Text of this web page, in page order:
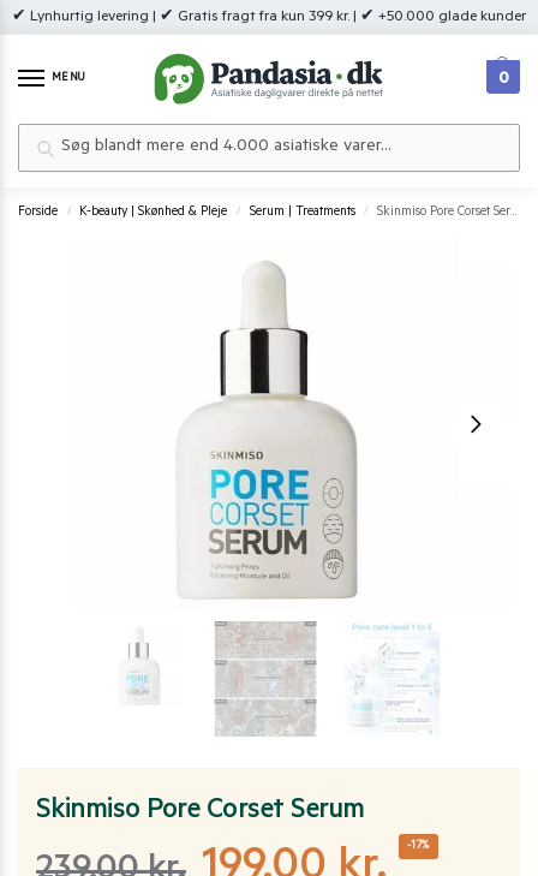
✔ Lynhurtig levering | ✔ Gratis fragt fra kun 399 kr. | ✔ +50.000 glade kunder
MENU 0
Forside / K-beauty | Skønhed & Pleje / Serum | Treatments / Skinmiso Pore Corset Serum
Skinmiso Pore Corset Serum
-17%